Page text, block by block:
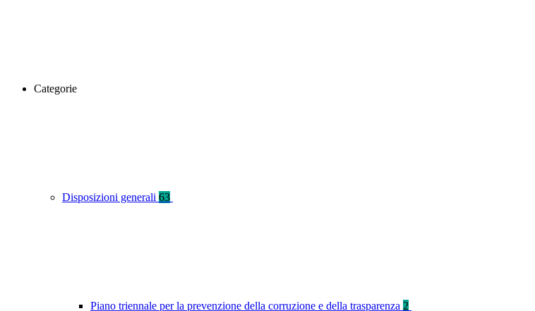
Categorie
Disposizioni generali 63
Piano triennale per la prevenzione della corruzione e della trasparenza 2